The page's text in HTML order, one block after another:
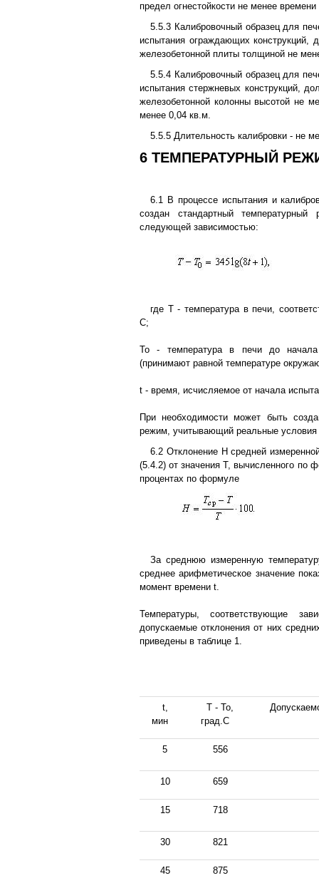
предел огнестойкости не менее
5.5.3 Калибровочный образец для
испытания ограждающих конструкций,
железобетонной плиты толщиной не
5.5.4 Калибровочный образец для
испытания стержневых конструкций,
железобетонной колонны высотой не
менее 0,04 кв.м.
5.5.5 Длительность калибровки - не
6 ТЕМПЕРАТУРНЫЙ
6.1 В процессе испытания и
создан стандартный температурный
следующей зависимостью:
где Т - температура в печи,
С;
То - температура в печи до начала
(принимают равной температуре
t - время, исчисляемое от начала
При необходимости может быть
режим, учитывающий реальные условия
6.2 Отклонение H средней
(5.4.2) от значения Т, вычисленного по
процентах по формуле
За среднюю измеренную
среднее арифметическое значение
момент времени t.
Температуры, соответствующие
допускаемые отклонения от них
приведены в таблице 1.
t,
мин
Т - То,
град.С
5 556
10 659
15 718
30 821
45 875